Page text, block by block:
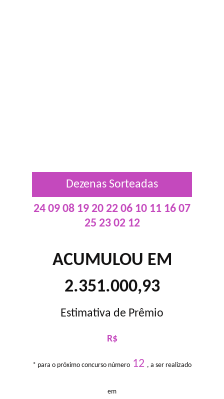
Dezenas Sorteadas
24 09 08 19 20 22 06 10 11 16 07
25 23 02 12
ACUMULOU EM
2.351.000,93
Estimativa de Prêmio
R$
* para o próximo concurso número 12 , a ser realizado
em